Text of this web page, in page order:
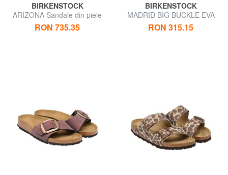
BIRKENSTOCK
ARIZONA Sandale din piele
RON 735.35
BIRKENSTOCK
MADRID BIG BUCKLE EVA
Papuci de cauciuc
RON 315.15